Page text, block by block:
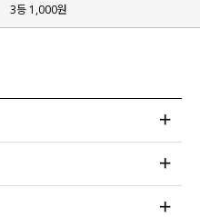
3등 1,000원